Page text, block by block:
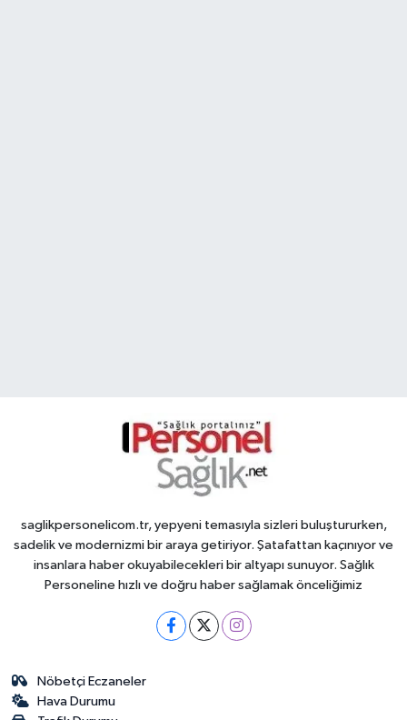
saglikpersonelicom.tr, yepyeni temasıyla sizleri buluştururken,
sadelik ve modernizmi bir araya getiriyor. Şatafattan kaçınıyor ve
insanlara haber okuyabilecekleri bir altyapı sunuyor. Sağlık
Personeline hızlı ve doğru haber sağlamak önceliğimiz
Nöbetçi Eczaneler
Hava Durumu